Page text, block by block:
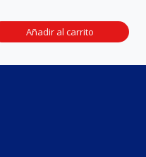
Añadir al carrito